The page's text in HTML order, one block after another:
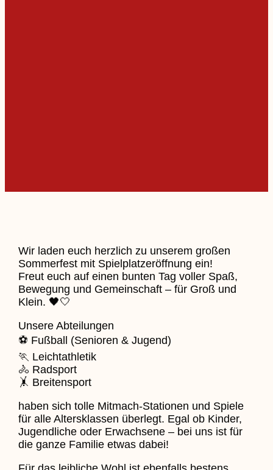
Wir laden euch herzlich zu unserem großen
Sommerfest mit Spielplatzeröffnung ein!
Freut euch auf einen bunten Tag voller Spaß,
Bewegung und Gemeinschaft – für Groß und
Klein. 🖤🤍
Unsere Abteilungen
⚽ Fußball (Senioren & Jugend)
🏃 Leichtathletik
🚴 Radsport
🤸 Breitensport
haben sich tolle Mitmach-Stationen und Spiele
für alle Altersklassen überlegt. Egal ob Kinder,
Jugendliche oder Erwachsene – bei uns ist für
die ganze Familie etwas dabei!